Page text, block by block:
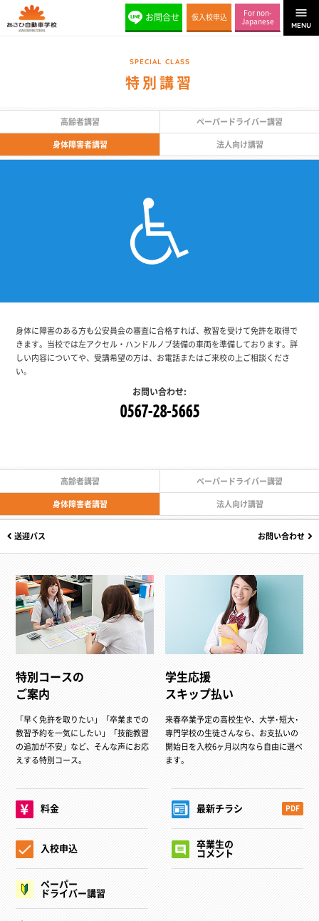
お問合せ 仮入校申込
For non-
Japanese

MENU
SPECIAL CLASS
特別講習
高齢者講習 ペーパードライバー講習
身体障害者講習 法人向け講習
身体に障害のある方も公安員会の審査に合格すれば、教習を受けて免許を取得で
きます。 当校では左アクセル・ハンドルノブ装備の車両を準備しております。詳
しい内容についてや、受講希望の方は、お電話またはご来校の上ご相談くださ
い。
お問い合わせ:
0567-28-5665
高齢者講習 ペーパードライバー講習
身体障害者講習 法人向け講習
送迎バス お問い合わせ
特別コースの
ご案内
「早く免許を取りたい」「卒業までの
教習予約を一気にしたい」「技能教習
の追加が不安」など、そんな声にお応
えする特別コース。
学生応援
スキップ払い
来春卒業予定の高校生や、大学･短大･
専門学校の生徒さんなら、お支払いの
開始日を入校6ヶ月以内なら自由に選べ
ます。
料金
入校申込
ペーパー
ドライバー講習
最新チラシ PDF
卒業生の
コメント